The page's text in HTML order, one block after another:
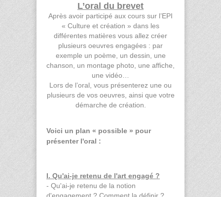
L’oral du brevet
Après avoir participé aux cours sur l’EPI
« Culture et création » dans les
différentes matières vous allez créer
plusieurs oeuvres engagées : par
exemple un poème, un dessin, une
chanson, un montage photo, une affiche,
une vidéo…
Lors de l’oral, vous présenterez une ou
plusieurs de vos oeuvres, ainsi que votre
démarche de création.
Voici un plan « possible » pour
présenter l'oral :
I. Qu'ai-je retenu de l'art engagé ?
- Qu'ai-je retenu de la notion